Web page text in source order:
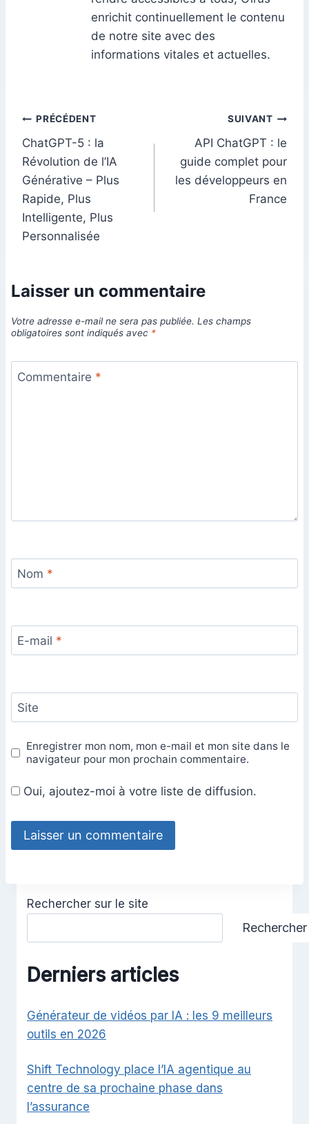
enrichit continuellement le contenu
de notre site avec des
informations vitales et actuelles.
Navigation
de
l’article
PRÉCÉDENT
ChatGPT-5 : la
Révolution de l’IA
Générative – Plus
Rapide, Plus
Intelligente, Plus
Personnalisée
SUIVANT
API ChatGPT : le
guide complet pour
les développeurs en
France
Laisser un commentaire
Votre adresse e-mail ne sera pas publiée. Les champs
obligatoires sont indiqués avec *
Commentaire *
Nom *
E-mail *
Site
Enregistrer mon nom, mon e-mail et mon site dans le
navigateur pour mon prochain commentaire.
Oui, ajoutez-moi à votre liste de diffusion.
Rechercher sur le site
Rechercher
Derniers articles
Générateur de vidéos par IA : les 9 meilleurs
outils en 2026
Shift Technology place l’IA agentique au
centre de sa prochaine phase dans
l’assurance